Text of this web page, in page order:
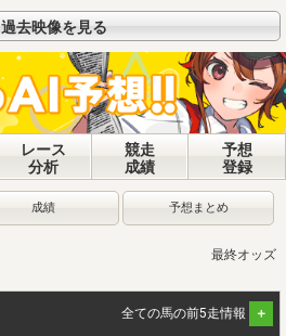
過去映像を見る
レース
分析
競走
成績
予想
登録
成績 予想まとめ
最終オッズ
全ての馬の前5走情報